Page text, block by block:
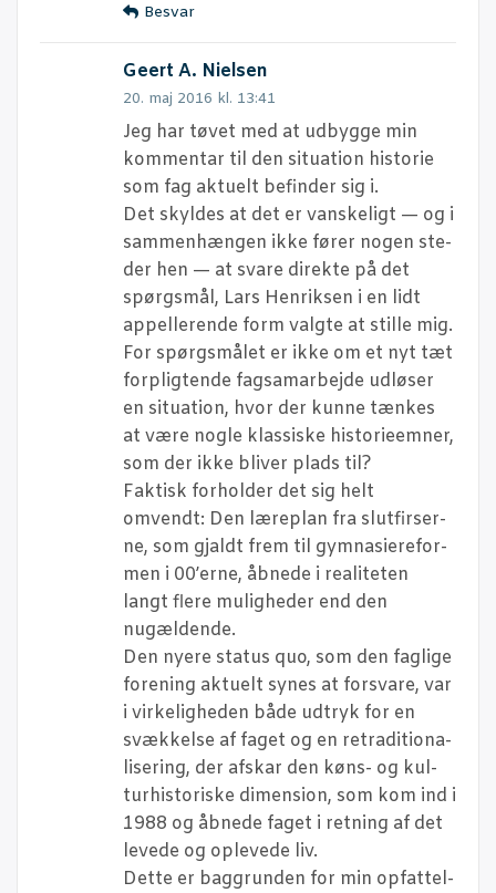
Besvar
Geert A. Nielsen
20. maj 2016 kl. 13:41
Jeg har tøvet med at udbyg­ge min
kom­men­tar til den situ­a­tion histo­rie
som fag aktu­elt befin­der sig i.
Det skyl­des at det er van­ske­ligt — og i
sam­men­hæn­gen ikke fører nogen ste­
der hen — at sva­re direk­te på det
spørgs­mål, Lars Hen­rik­sen i en lidt
appel­le­ren­de form valg­te at stil­le mig.
For spørgs­må­let er ikke om et nyt tæt
for­plig­ten­de fag­s­am­ar­bej­de udlø­ser
en situ­a­tion, hvor der kun­ne tæn­kes
at være nog­le klas­si­ske histo­ri­e­em­ner,
som der ikke bli­ver plads til?
Fak­tisk for­hol­der det sig helt
omvendt: Den lære­plan fra slut­fir­ser­
ne, som gjaldt frem til gym­na­si­ere­for­
men i 00’erne, åbne­de i rea­li­te­ten
langt fle­re mulig­he­der end den
nugældende.
Den nye­re sta­tus quo, som den fag­li­ge
for­e­ning aktu­elt synes at for­sva­re, var
i vir­ke­lig­he­den både udtryk for en
svæk­kel­se af faget og en retra­di­tio­na­
li­se­ring, der afskar den køns- og kul­
tur­hi­sto­ri­ske dimen­sion, som kom ind i
1988 og åbne­de faget i ret­ning af det
leve­de og ople­ve­de liv.
Det­te er bag­grun­den for min opfat­tel­